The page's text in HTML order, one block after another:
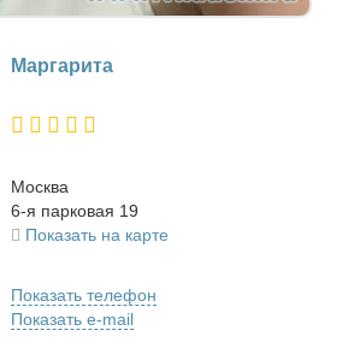
Мар­га­ри­та
Москва
6-я пар­ко­вая 19
Показать на карте
Показать телефон
Показать e-mail